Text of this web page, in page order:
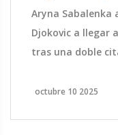
Aryna Sabalenka
Djokovic a llegar
tras una doble
octubre 10 2025